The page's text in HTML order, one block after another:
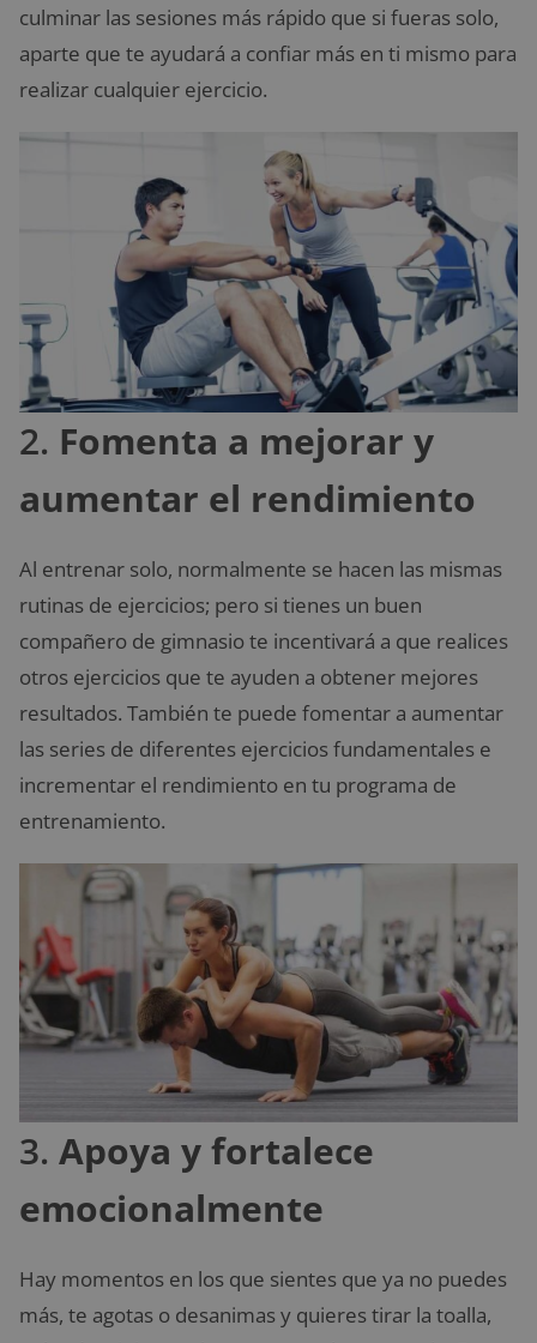
culminar las sesiones más rápido que si fueras solo,
aparte que te ayudará a confiar más en ti mismo para
realizar cualquier ejercicio.
2. Fomenta a mejorar y
aumentar el rendimiento
Al entrenar solo, normalmente se hacen las mismas
rutinas de ejercicios; pero si tienes un buen
compañero de gimnasio te incentivará a que realices
otros ejercicios que te ayuden a obtener mejores
resultados. También te puede fomentar a aumentar
las series de diferentes ejercicios fundamentales e
incrementar el rendimiento en tu programa de
entrenamiento.
3. Apoya y fortalece
emocionalmente
Hay momentos en los que sientes que ya no puedes
más, te agotas o desanimas y quieres tirar la toalla,